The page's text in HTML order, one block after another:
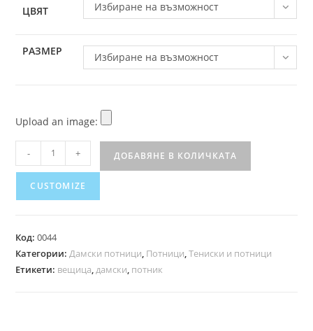
ЦВЯТ Избиране на възможност
РАЗМЕР Избиране на възможност
Upload an image:
- + ДОБАВЯНЕ В КОЛИЧКАТА
CUSTOMIZE
Код:0044
Категории:Дамски потници, Потници,Тениски и потници
Етикети: вещица,дамски, потник